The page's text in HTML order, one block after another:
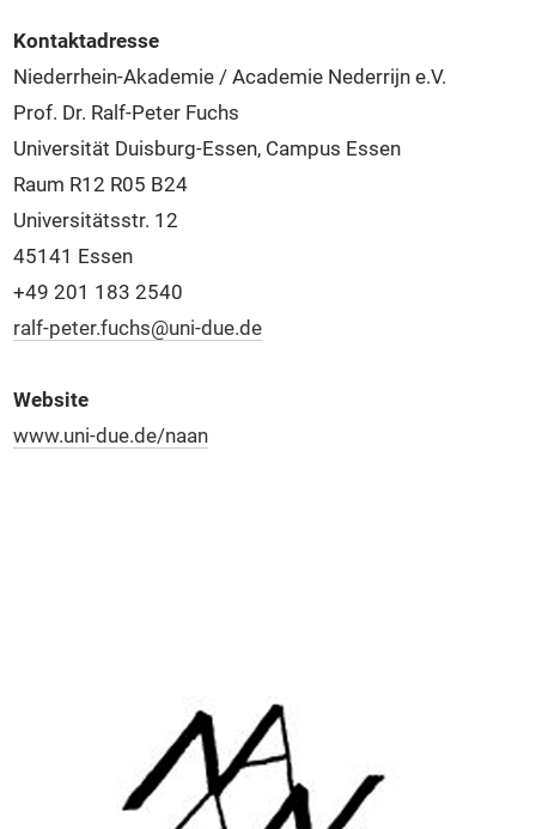
Kontaktadresse
Niederrhein-Akademie / Academie Nederrijn e.V.
Prof. Dr. Ralf-Peter Fuchs
Universität Duisburg-Essen, Campus Essen
Raum R12 R05 B24
Universitätsstr. 12
45141 Essen
+49 201 183 2540
ralf-peter.fuchs@uni-due.de
Website
www.uni-due.de/naan